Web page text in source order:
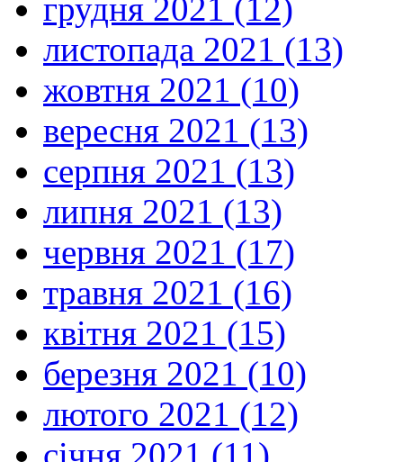
грудня 2021 (12)
листопада 2021 (13)
жовтня 2021 (10)
вересня 2021 (13)
серпня 2021 (13)
липня 2021 (13)
червня 2021 (17)
травня 2021 (16)
квітня 2021 (15)
березня 2021 (10)
лютого 2021 (12)
січня 2021 (11)